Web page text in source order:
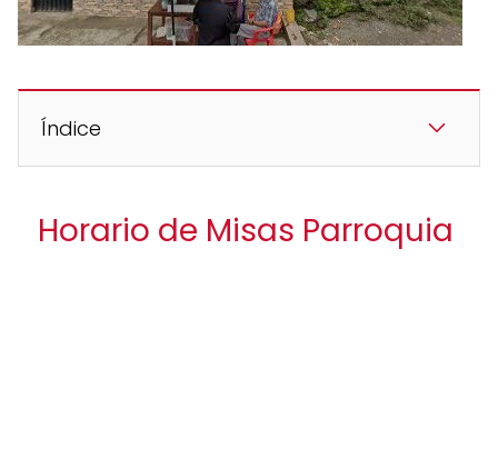
Índice
Horario de Misas Parroquia